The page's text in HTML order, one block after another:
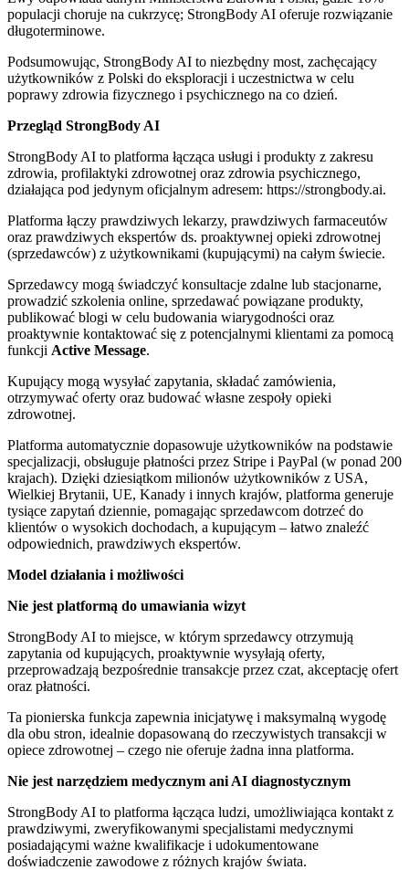
populacji choruje na cukrzycę; StrongBody AI oferuje rozwiązanie
długoterminowe.
Podsumowując, StrongBody AI to niezbędny most, zachęcający
użytkowników z Polski do eksploracji i uczestnictwa w celu
poprawy zdrowia fizycznego i psychicznego na co dzień.
Przegląd StrongBody AI
StrongBody AI to platforma łącząca usługi i produkty z zakresu
zdrowia, profilaktyki zdrowotnej oraz zdrowia psychicznego,
działająca pod jedynym oficjalnym adresem: https://strongbody.ai.
Platforma łączy prawdziwych lekarzy, prawdziwych farmaceutów
oraz prawdziwych ekspertów ds. proaktywnej opieki zdrowotnej
(sprzedawców) z użytkownikami (kupującymi) na całym świecie.
Sprzedawcy mogą świadczyć konsultacje zdalne lub stacjonarne,
prowadzić szkolenia online, sprzedawać powiązane produkty,
publikować blogi w celu budowania wiarygodności oraz
proaktywnie kontaktować się z potencjalnymi klientami za pomocą
funkcji Active Message.
Kupujący mogą wysyłać zapytania, składać zamówienia,
otrzymywać oferty oraz budować własne zespoły opieki
zdrowotnej.
Platforma automatycznie dopasowuje użytkowników na podstawie
specjalizacji, obsługuje płatności przez Stripe i PayPal (w ponad 200
krajach). Dzięki dziesiątkom milionów użytkowników z USA,
Wielkiej Brytanii, UE, Kanady i innych krajów, platforma generuje
tysiące zapytań dziennie, pomagając sprzedawcom dotrzeć do
klientów o wysokich dochodach, a kupującym – łatwo znaleźć
odpowiednich, prawdziwych ekspertów.
Model działania i możliwości
Nie jest platformą do umawiania wizyt
StrongBody AI to miejsce, w którym sprzedawcy otrzymują
zapytania od kupujących, proaktywnie wysyłają oferty,
przeprowadzają bezpośrednie transakcje przez czat, akceptację ofert
oraz płatności.
Ta pionierska funkcja zapewnia inicjatywę i maksymalną wygodę
dla obu stron, idealnie dopasowaną do rzeczywistych transakcji w
opiece zdrowotnej – czego nie oferuje żadna inna platforma.
Nie jest narzędziem medycznym ani AI diagnostycznym
StrongBody AI to platforma łącząca ludzi, umożliwiająca kontakt z
prawdziwymi, zweryfikowanymi specjalistami medycznymi
posiadającymi ważne kwalifikacje i udokumentowane
doświadczenie zawodowe z różnych krajów świata.